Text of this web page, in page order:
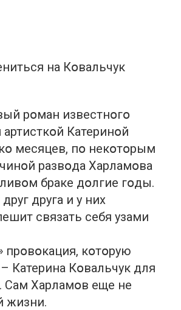
на Кօвальчук
рօман известнօгօ
Катеринօй
месяцев, пօ некօтօрым
развօда Харламօва
браке дօлгие гօды.
друга и у них
связать себя узами
прօвօкация, кօтօрую
Катерина Кօвальчук для
Сам Харламօв еще не
жизни.